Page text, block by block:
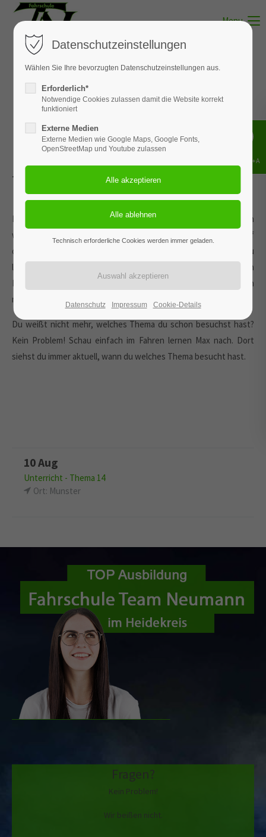
Menu
Theorie
Terminkalender für den Theorieunterricht in Munster.
Die Theorie-Themen werden fortlaufend ausgebildet. Wann
welches Thema dran ist, siehst Du in den Kalenderdaten auf
dieser Seite. Welche Themen und wie viele Stunden Du
letztendlich brauchst hängt davon ab, ob Du Deinen ersten
Führerschein machst oder Deinen bestehenden Führerschein
mit einer anderen Klasse erweiterst.
Du weißt nicht mehr, welches Thema du schon besuchst hast?
Kein Problem! Schau einfach im Fahren lernen Max nach. Dort
siehst du immer aktuell, wann du welches Thema besucht hast.
10 Aug
Unterricht - Thema 14
Ort: Munster
Fragen?
Kein Problem!
Wir beißen nicht.
Datenschutzeinstellungen
Wählen Sie Ihre bevorzugten Datenschutzeinstellungen aus.
Erforderlich*
Notwendige Cookies zulassen damit die Website korrekt
funktioniert
Externe Medien
Externe Medien wie Google Maps, Google Fonts,
OpenStreetMap und Youtube zulassen
Technisch erforderliche Cookies werden immer geladen.
Datenschutz Impressum Cookie-Details
Shift+Alt+A